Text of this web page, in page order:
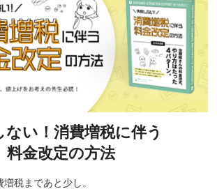
予約システム・顧客管理
資料ダウンロード（無料）
月無料体験申し込みフォーム
ない！消費増税に伴う
料金改定の方法
税まであと少し。